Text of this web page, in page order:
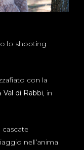
lo shooting
con la
Val di Rabbi, in
cascate
nell’anima